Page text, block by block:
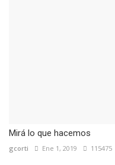
Mirá lo que hacemos
gcorti Ene 1, 2019 115475